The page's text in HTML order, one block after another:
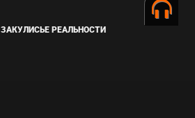
ЗАКУЛИСЬЕ РЕАЛЬНОСТИ